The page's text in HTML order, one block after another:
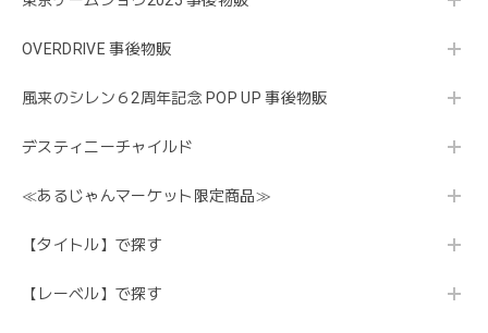
OVERDRIVE 事後物販
風来のシレン６2周年記念 POP UP 事後物販
デスティニーチャイルド
≪あるじゃんマーケット限定商品≫
【タイトル】で探す
【レーベル】で探す